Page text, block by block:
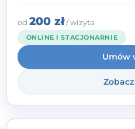
pozwolą Ci
ich nie widzisz,
od 200 zł/ wizyta
ONLINE I STACJONARNIE
Umów